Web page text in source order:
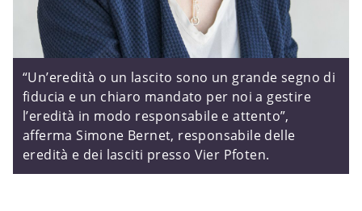
“Un’eredità o un lascito sono un grande segno di
fiducia e un chiaro mandato per noi a gestire
l’eredità in modo responsabile e attento”,
afferma Simone Bernet, responsabile delle
eredità e dei lasciti presso Vier Pfoten.